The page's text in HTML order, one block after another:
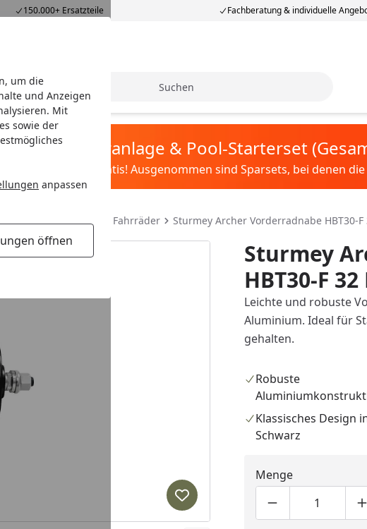
um die
und Anzeigen
Mit
sowie der
anpassen
öffnen
150.000+ Ersatzteile Fachberatung & individuelle
Suche
Sandfilteranlage & Pool-Starterset
Filter&Pflege gratis! Ausgenommen sind Sparsets, bei denen
Naben für Fahrräder Sturmey Archer Vorderradnabe HBT30-F
Produkt zur Wunschliste
Sturmey
HBT30-F
Leichte und robuste
Aluminium. Ideal für
gehalten.
Robuste
Klassisches Design
Schwarz
Menge
Produktmenge